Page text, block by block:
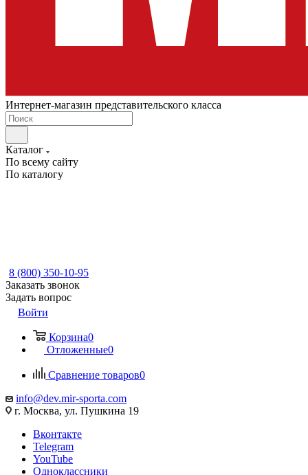
Интернет-магазин представительского класса
Каталог
По всему сайту
По каталогу
8 (800) 350-10-95
Заказать звонок
Задать вопрос
Войти
Корзина0
Отложенные0
Сравнение товаров0
info@dev.mir-sporta.com
г. Москва, ул. Пушкина 19
Вконтакте
Telegram
YouTube
Одноклассники